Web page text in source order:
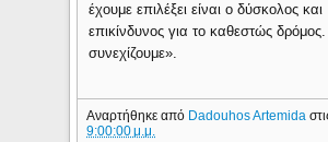
έχουμε επιλέξει είναι ο δύσκολος και
επικίνδυνος για το καθεστώς δρόμος.
συνεχίζουμε».
Αναρτήθηκε από Dadouhos Artemida
9:00:00 μ.μ.